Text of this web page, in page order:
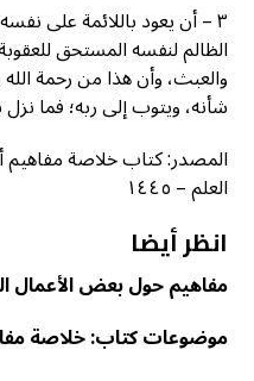
٣ – أن يعود باللائمة على
الظالم لنفسه المستحق
والعبث، وأن هذا من رحمة
شأنه، ويتوب إلى ربه؛ فما نزل
المصدر: كتاب خلاصة مفاهيم
العلم – ١٤٤٥
انظر أيضا
مفاهيم حول بعض الأعمال
موضوعات كتاب: خلاصة